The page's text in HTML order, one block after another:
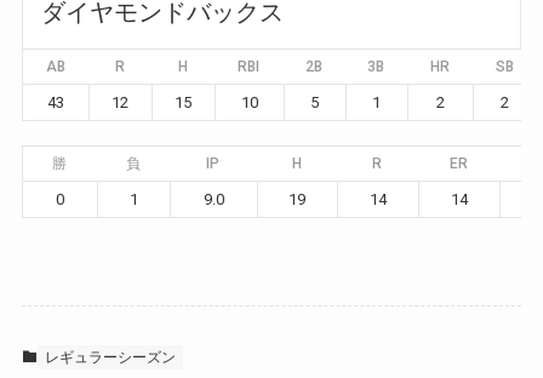
ダイヤモンドバックス
AB R H RBI 2B 3B HR SB
43 12 15 10 5 1 2 2
勝 負 IP H R ER
0 1 9.0 19 14 14
レギュラーシーズン